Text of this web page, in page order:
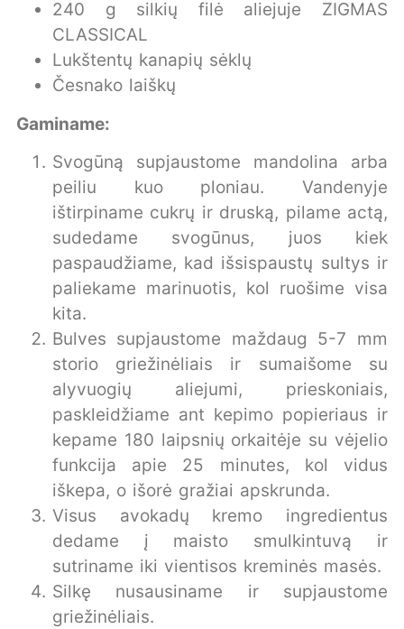
240 g silkių filė aliejuje ZIGMAS
CLASSICAL
Lukštentų kanapių sėklų
Česnako laiškų
Gaminame:
Svogūną supjaustome mandolina arba
peiliu kuo ploniau. Vandenyje
ištirpiname cukrų ir druską, pilame actą,
sudedame svogūnus, juos kiek
paspaudžiame, kad išsispaustų sultys ir
paliekame marinuotis, kol ruošime visa
kita.
Bulves supjaustome maždaug 5-7 mm
storio griežinėliais ir sumaišome su
alyvuogių aliejumi, prieskoniais,
paskleidžiame ant kepimo popieriaus ir
kepame 180 laipsnių orkaitėje su vėjelio
funkcija apie 25 minutes, kol vidus
iškepa, o išorė gražiai apskrunda.
Visus avokadų kremo ingredientus
dedame į maisto smulkintuvą ir
sutriname iki vientisos kreminės masės.
Silkę nusausiname ir supjaustome
griežinėliais.